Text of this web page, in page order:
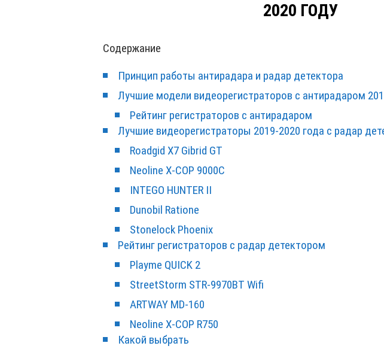
2020 ГОДУ
Содержание
Принцип работы антирадара и радар детектора
Лучшие модели видеорегистраторов с антирадаром
Рейтинг регистраторов с антирадаром
Лучшие видеорегистраторы 2019-2020 года с радар
Roadgid X7 Gibrid GT
Neoline X-COP 9000С
INTEGO HUNTER II
Dunobil Ratione
Stonelock Phoenix
Рейтинг регистраторов с радар детектором
Playme QUICK 2
StreetStorm STR-9970BT Wifi
ARTWAY MD-160
Neoline X-COP R750
Какой выбрать